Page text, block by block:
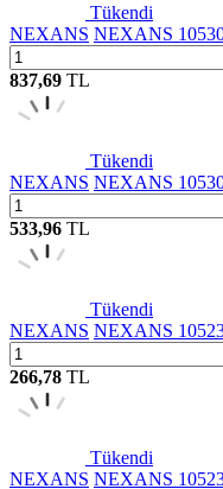
Tükendi
NEXANS NEXANS
837,69 TL
Tükendi
NEXANS NEXANS
533,96 TL
Tükendi
NEXANS NEXANS
266,78 TL
Tükendi
NEXANS NEXANS